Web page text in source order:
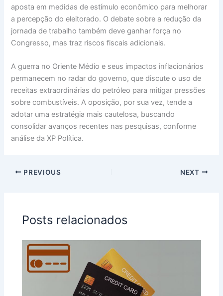
aposta em medidas de estímulo econômico para melhorar
a percepção do eleitorado. O debate sobre a redução da
jornada de trabalho também deve ganhar força no
Congresso, mas traz riscos fiscais adicionais.
A guerra no Oriente Médio e seus impactos inflacionários
permanecem no radar do governo, que discute o uso de
receitas extraordinárias do petróleo para mitigar pressões
sobre combustíveis. A oposição, por sua vez, tende a
adotar uma estratégia mais cautelosa, buscando
consolidar avanços recentes nas pesquisas, conforme
análise da XP Política.
PREVIOUS NEXT
Posts relacionados